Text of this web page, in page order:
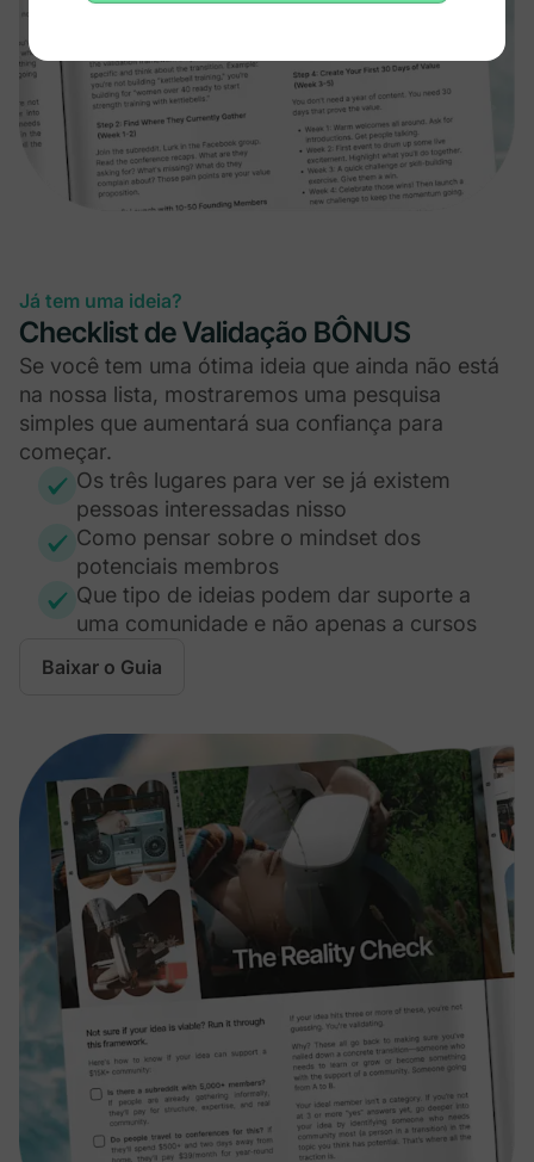
Já tem uma ideia?
Checklist de Validação BÔNUS
Se você tem uma ótima ideia que ainda não está
na nossa lista, mostraremos uma pesquisa
simples que aumentará sua confiança para
começar.
Os três lugares para ver se já existem
pessoas interessadas nisso
Como pensar sobre o mindset dos
potenciais membros
Que tipo de ideias podem dar suporte a
uma comunidade e não apenas a cursos
Baixar o Guia